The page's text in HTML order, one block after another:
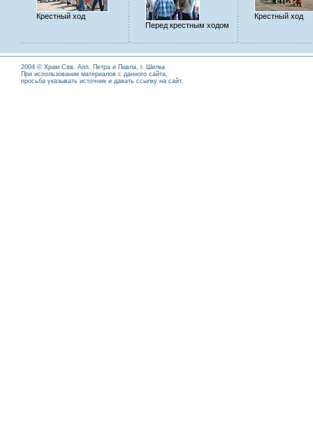
Крестный ход
Перед крестным ходом
Крестный ход
2004 © Храм Свв. Апп. Петра и Павла, г. Шилка
При использовании материалов с данного сайта,
просьба указывать источник и давать ссылку на сайт.